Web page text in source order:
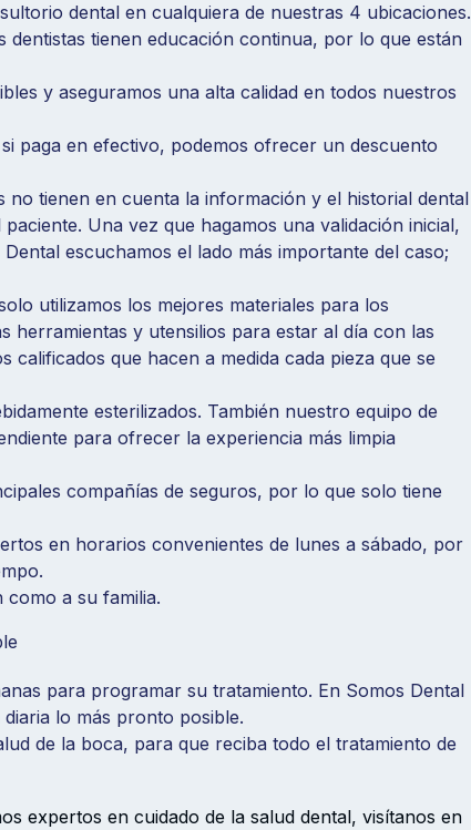
dental en cualquiera de nuestras 4 ubicaciones.
dentistas tienen educación continua, por lo que están
y aseguramos una alta calidad en todos nuestros
paga en efectivo, podemos ofrecer un descuento
no tienen en cuenta la información y el historial dental
Una vez que hagamos una validación inicial,
escuchamos el lado más importante del caso;
utilizamos los mejores materiales para los
herramientas y utensilios para estar al día con las
que hacen a medida cada pieza que se
esterilizados. También nuestro equipo de
para ofrecer la experiencia más limpia
compañías de seguros, por lo que solo tiene
en horarios convenientes de lunes a sábado, por
a su familia.
para programar su tratamiento. En Somos Dental
lo más pronto posible.
de la boca, para que reciba todo el tratamiento de
expertos en cuidado de la salud dental, visítanos en